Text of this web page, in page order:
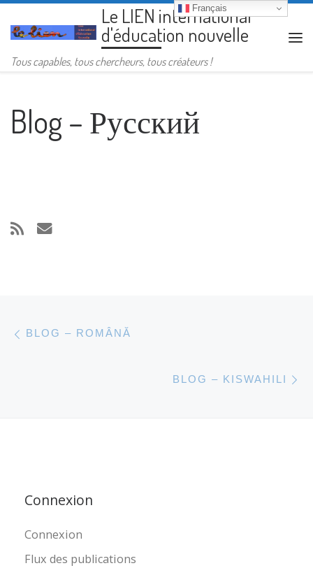
Passer au contenuLe LIEN international
d'éducation nouvelle
Tous capables, tous chercheurs, tous créateurs !
Blog – Русский
Parcourir les articles
BLOG – ROMÂNĂ
BLOG – KISWAHILI
Connexion
Connexion
Flux des publications
Français